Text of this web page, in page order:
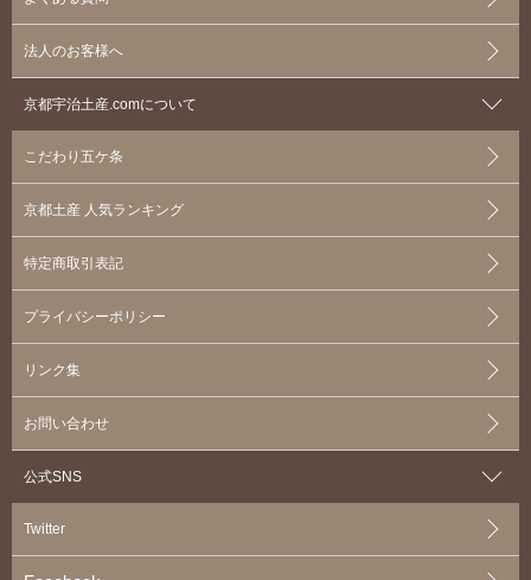
法人のお客様へ
京都宇治土産.comについて
こだわり五ケ条
京都土産 人気ランキング
特定商取引表記
プライバシーポリシー
リンク集
お問い合わせ
公式SNS
Twitter